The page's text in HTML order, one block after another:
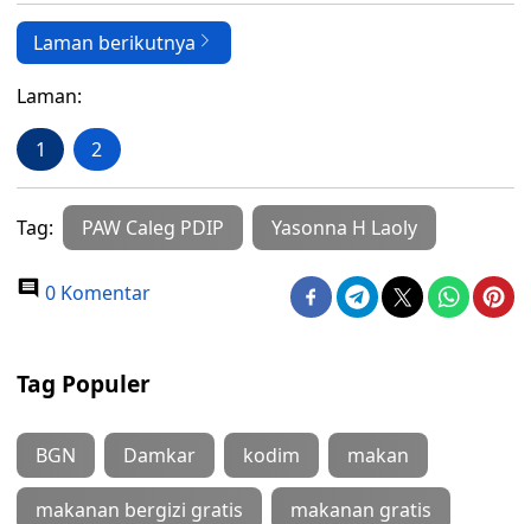
Laman berikutnya
Laman:
1 2
Tag: PAW Caleg PDIP Yasonna H Laoly
0 Komentar
Tag Populer
BGN Damkar kodim makan
makanan bergizi gratis makanan gratis